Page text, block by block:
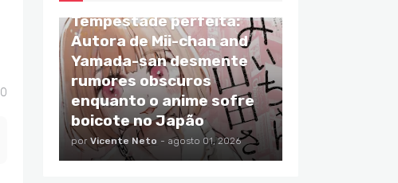
0
Tempestade perfeita:
Autora de Mii-chan and
Yamada-san desmente
rumores obscuros
enquanto o anime sofre
boicote no Japão
por Vicente Neto - agosto 01, 2026